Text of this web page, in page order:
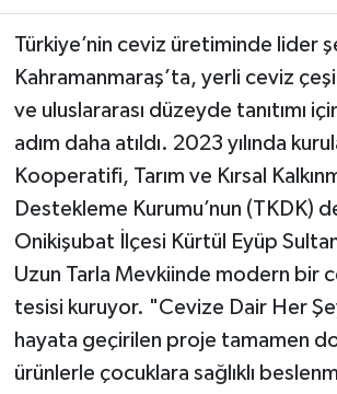
Türkiye’nin ceviz üretiminde lider
Kahramanmaraş’ta, yerli ceviz
ve uluslararası düzeyde tanıtımı
adım daha atıldı. 2023 yılında
Kooperatifi, Tarım ve Kırsal
Destekleme Kurumu’nun (TKDK)
Onikişubat İlçesi Kürtül Eyüp
Uzun Tarla Mevkiinde modern bir
tesisi kuruyor. "Cevize Dair Her
hayata geçirilen proje tamamen
ürünlerle çocuklara sağlıklı